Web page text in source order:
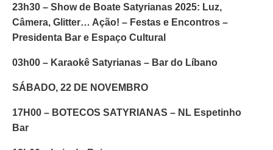
23h30 – Show de Boate Satyrianas 2025: Luz,
Câmera, Glitter… Ação! – Festas e Encontros –
Presidenta Bar e Espaço Cultural
03h00 – Karaokê Satyrianas – Bar do Líbano
SÁBADO, 22 DE NOVEMBRO
17H00 – BOTECOS SATYRIANAS – NL Espetinho
Bar